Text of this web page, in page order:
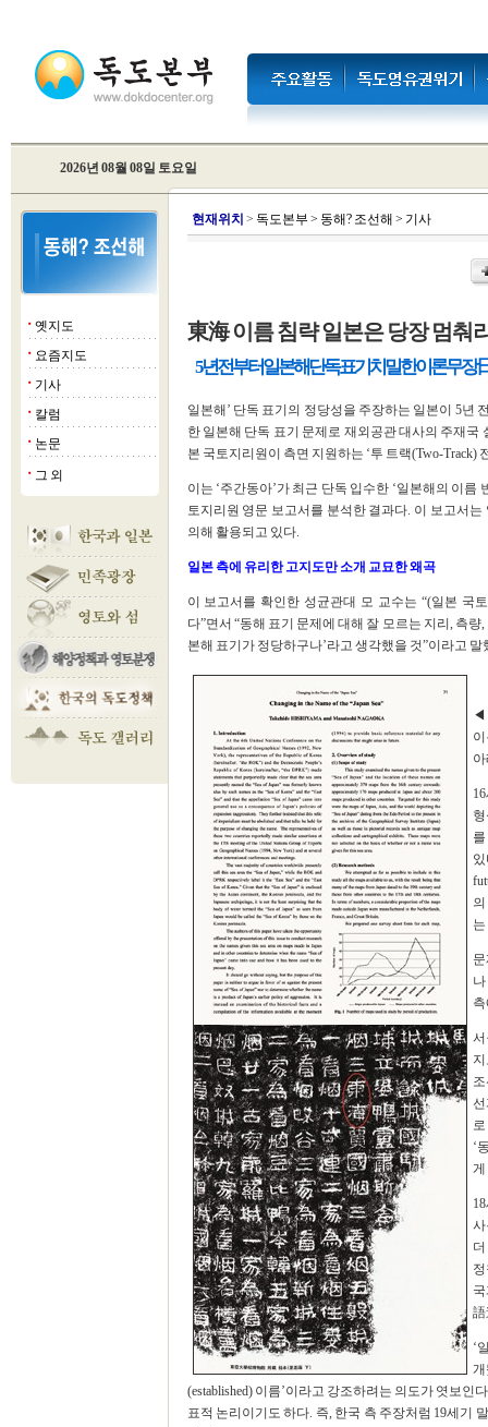
2026년 08월 08일 토요일
■ 옛지도
■ 요즘지도
■ 기사
■ 칼럼
■ 논문
■ 그 외
현재위치 > 독도본부 > 동해? 조선해 > 기사
東海 이름 침략 일본은 당장 멈춰
5년 전부터 일본해 단독 표기 치밀한 이론 무장
일본해’ 단독 표기의 정당성을 주장하는 일본이 5년
한 일본해 단독 표기 문제로 재외공관 대사의 주재
본 국토지리원이 측면 지원하는 ‘투 트랙(Two-Track)
이는 ‘주간동아’가 최근 단독 입수한 ‘일본해의 이름
토지리원 영문 보고서를 분석한 결과다. 이 보고서
의해 활용되고 있다.
일본 측에 유리한 고지도만 소개 교묘한 왜곡
이 보고서를 확인한 성균관대 모 교수는 “(일본 국
다”면서 “동해 표기 문제에 대해 잘 모르는 지리, 측
본해 표기가 정당하구나’라고 생각했을 것”이라고 말
◀
있
서
선
‘
게
사
語
‘
(established) 이름’이라고 강조하려는 의도가 엿보
표적 논리이기도 하다. 즉, 한국 측 주장처럼 19세기